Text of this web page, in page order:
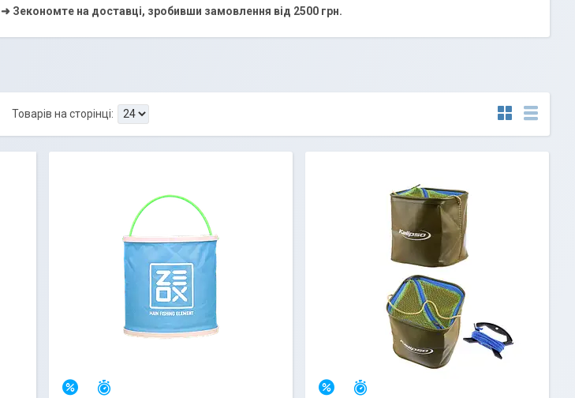
➜ Зекономте на доставці, зробивши замовлення від 2500 грн.
–7% –7%